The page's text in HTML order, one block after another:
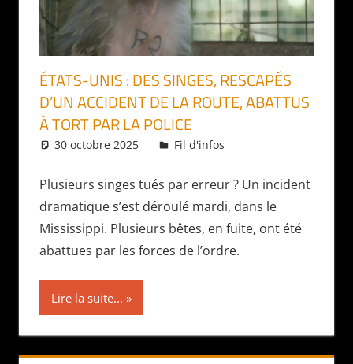
ÉTATS-UNIS : DES SINGES, RESCAPÉS
D’UN ACCIDENT DE LA ROUTE, ABATTUS
À TORT PAR LA POLICE
30 octobre 2025 Daniel
Fil d'infos
Plusieurs singes tués par erreur ? Un incident
dramatique s’est déroulé mardi, dans le
Mississippi. Plusieurs bêtes, en fuite, ont été
abattues par les forces de l’ordre.
Lire la suite...